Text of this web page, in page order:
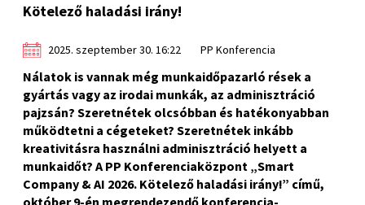
Kötelező haladási irány!
2025. szeptember 30. 16:22 PP Konferencia
Nálatok is vannak még munkaidőpazarló rések a
gyártás vagy az irodai munkák, az adminisztráció
pajzsán? Szeretnétek olcsóbban és hatékonyabban
működtetni a cégeteket? Szeretnétek inkább
kreativitásra használni adminisztráció helyett a
munkaidőt? A PP Konferenciaközpont „Smart
Company & AI 2026. Kötelező haladási irány!” című,